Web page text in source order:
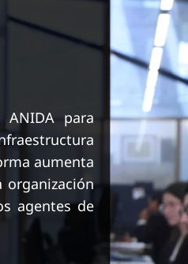
para
aumenta
agentes de